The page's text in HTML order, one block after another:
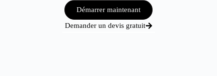
Démarrer maintenant
Demander un devis gratuit